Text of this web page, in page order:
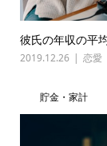
彼氏の年収の平
2019.12.26 恋愛
貯金・家計